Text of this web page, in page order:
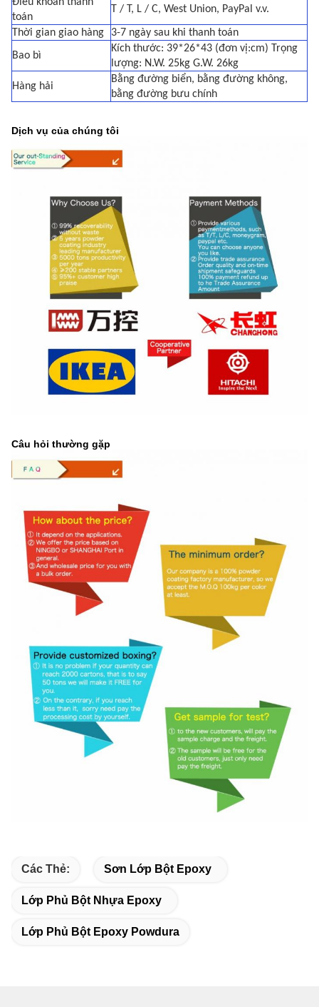
toán
T / T, L / C, West Union, PayPal v.v.
Thời gian giao hàng
3-7 ngày sau khi thanh toán
Bao bì
Kích thước: 39*26*43 (đơn vị:cm) Trọng
lượng: N.W. 25kg G.W. 26kg
Hàng hải
Bằng đường biển, bằng đường không,
bằng đường bưu chính
Dịch vụ của chúng tôi
Câu hỏi thường gặp
Các Thẻ: Sơn Lớp Bột Epoxy
Lớp Phủ Bột Nhựa Epoxy
Lớp Phủ Bột Epoxy Powdura